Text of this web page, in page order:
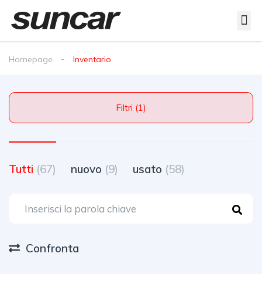
Homepage Inventario
Filtri (1)
Tutti (67) nuovo (9) usato (58)
Confronta